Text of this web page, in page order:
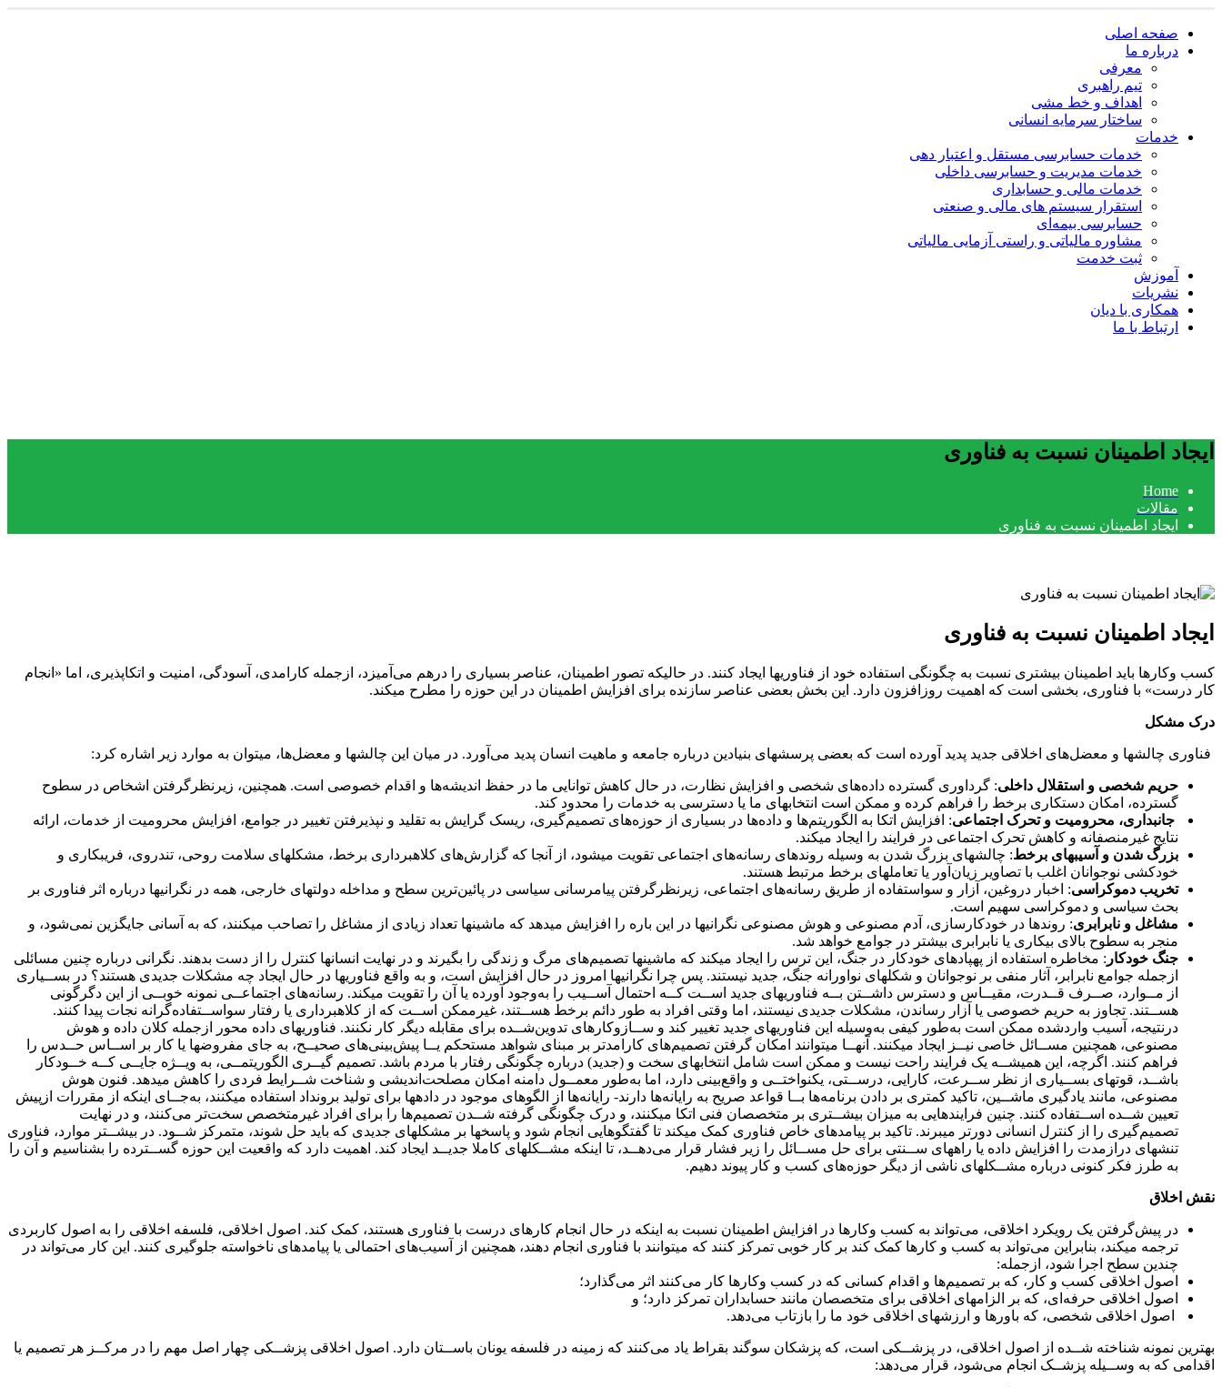
صفحه اصلی
درباره ما
معرفی
تیم راهبری
اهداف و خط مشی
ساختار سرمایه انسانی
خدمات
خدمات حسابرسی مستقل و اعتبار دهی
خدمات مدیریت و حسابرسی داخلی
خدمات مالی و حسابداری
استقرار سیستم های مالی و صنعتی
حسابرسی بیمه‌ای
مشاوره مالیاتی و راستی آزمایی مالیاتی
ثبت خدمت
آموزش
نشریات
همکاری با دیان
ارتباط با ما
ایجاد اطمینان نسبت به فناوری
Home
مقالات
ایجاد اطمینان نسبت به فناوری
ایجاد اطمینان نسبت به فناوری
کسب وکارها باید اطمینان بیشتری نسبت به چگونگی استفاده خود از فناوریها ایجاد کنند. در حالیکه تصور اطمینان، عناصر بسیاری را درهم می‌آمیزد، ازجمله کارامدی، آسودگی، امنیت و اتکاپذیری، اما «انجام
کار درست» با فناوری، بخشی است که اهمیت روزافزون دارد. این بخش بعضی عناصر سازنده برای افزایش اطمینان در این حوزه را مطرح میکند.
درک مشکل
فناوری چالشها و معضل‌های اخلاقی جدید پدید آورده است که بعضی پرسشهای بنیادین درباره جامعه و ماهیت انسان پدید می‌آورد. در میان این چالشها و معضل‌ها، میتوان به موارد زیر اشاره کرد:
حریم شخصی و استقلال داخلی: گرداوری گسترده داده‌های شخصی و افزایش نظارت، در حال کاهش توانایی ما در حفظ اندیشه‌ها و اقدام خصوصی است. همچنین، زیرنظرگرفتن اشخاص در سطوح
گسترده، امکان دستکاری برخط را فراهم کرده و ممکن است انتخابهای ما یا دسترسی به خدمات را محدود کند.
جانبداری، محرومیت و تحرک اجتماعی: افزایش اتکا به الگوریتم‌ها و داده‌ها در بسیاری از حوزه‌های تصمیم‌گیری، ریسک گرایش به تقلید و نپذیرفتن تغییر در جوامع، افزایش محرومیت از خدمات، ارائه
نتایج غیرمنصفانه و کاهش تحرک اجتماعی در فرایند را ایجاد میکند.
بزرگ شدن و آسیبهای برخط: چالشهای بزرگ‌ شدن به‌ وسیله روندهای رسانه‌های اجتماعی تقویت میشود، از آنجا که گزارش‌های کلاهبرداری برخط، مشکلهای سلامت روحی، تندروی، فریبکاری و
خودکشی نوجوانان اغلب با تصاویر زیان‌آور یا تعاملهای برخط مرتبط هستند.
تخریب دموکراسی: اخبار دروغین، آزار و سواستفاده از طریق رسانه‌های اجتماعی، زیرنظرگرفتن پیامرسانی سیاسی در پائین‌ترین سطح و مداخله دولتهای خارجی، همه در نگرانیها درباره اثر فناوری بر
بحث سیاسی و دموکراسی سهیم است.
مشاغل و نابرابری: روندها در خودکارسازی، آدم مصنوعی و هوش مصنوعی نگرانیها در این باره را افزایش میدهد که ماشینها تعداد زیادی از مشاغل را تصاحب میکنند، که به‌ آسانی جایگزین نمی‌شود، و
منجر به سطوح بالای بیکاری یا نابرابری بیشتر در جوامع خواهد شد.
جنگ خودکار : مخاطره استفاده از پهپادهای خودکار در جنگ، این ترس را ایجاد میکند که ماشینها تصمیم‌های مرگ و زندگی را بگیرند و در نهایت انسانها کنترل را از دست بدهند. نگرانی درباره چنین مسائلی
ازجمله جوامع نابرابر، آثار منفی بر نوجوانان و شکلهای نواورانه جنگ، جدید نیستند. پس چرا نگرانیها امروز در حال افزایش است، و به‌ واقع فناوریها در حال ایجاد چه مشکلات جدیدی هستند؟ در بســیاری
از مــوارد، صــرف قــدرت، مقیــاس و دسترس‌ داشــتن بــه فناوریهای جدید اســت کــه احتمال آســیب را به‌وجود آورده یا آن را تقویت میکند. رسانه‌های اجتماعــی نمونه خوبــی از این دگرگونی
هســتند. تجاوز به حریم خصوصی یا آزار رساندن، مشکلات جدیدی نیستند، اما وقتی افراد به‌ طور دائم برخط هســتند، غیرممکن اســت که از کلاهبرداری یا رفتار سواســتفاده‌گرانه نجات پیدا کنند.
درنتیجه، آسیب واردشده ممکن است به‌طور کیفی به‌وسیله این فناوریهای جدید تغییر کند و ســازوکارهای تدوین‌شــده برای مقابله دیگر کار نکنند. فناوریهای داده‌ محور ازجمله کلان داده و هوش
مصنوعی، همچنین مســائل خاصی نیــز ایجاد میکنند. آنهــا میتوانند امکان گرفتن تصمیم‌های کارامدتر بر مبنای شواهد مستحکم یــا پیش‌بینی‌های صحیــح، به‌ جای مفروضها یا کار بر اســاس حــدس را
فراهم کنند. اگرچه، این همیشــه یک فرایند راحت نیست و ممکن است شامل انتخابهای سخت و (جدید) درباره چگونگی رفتار با مردم باشد. تصمیم‌ گیــری الگوریتمــی، به‌ ویــژه جایــی کــه خــودکار
باشــد، قوتهای بســیاری از نظر ســرعت، کارایی، درســتی، یکنواختــی و واقع‌بینی دارد، اما به‌طور معمــول دامنه امکان مصلحت‌اندیشی و شناخت شــرایط فردی را کاهش میدهد. فنون هوش
مصنوعی، مانند یادگیری ماشــین، تاکید کمتری بر دادن برنامه‌ها بــا قواعد صریح به رایانه‌ها دارند- رایانه‌ها از الگوهای موجود در دادهها برای تولید برونداد استفاده میکنند، به‌جــای اینکه از مقررات ازپیش
تعیین‌ شــده اســتفاده کنند. چنین فرایندهایی به‌ میزان بیشــتری بر متخصصان فنی اتکا میکنند، و درک چگونگی گرفته‌ شــدن تصمیم‌ها را برای افراد غیرمتخصص سخت‌تر می‌کنند، و در نهایت
تصمیم‌گیری را از کنترل انسانی دورتر میبرند. تاکید بر پیامدهای خاص فناوری کمک میکند تا گفتگوهایی انجام شود و پاسخها بر مشکلهای جدیدی که باید حل شوند، متمرکز شــود. در بیشــتر موارد، فناوری
تنشهای درازمدت را افزایش داده یا راههای ســنتی برای حل مســائل را زیر فشار قرار می‌دهــد، تا اینکه مشــکلهای کاملا جدیــد ایجاد کند. اهمیت دارد که واقعیت این حوزه گســترده را بشناسیم و آن را
به طرز فکر کنونی درباره مشــکلهای ناشی از دیگر حوزه‌های کسب و کار پیوند دهیم.
نقش اخلاق
در پیش‌گرفتن یک رویکرد اخلاقی، می‌تواند به کسب وکارها در افزایش اطمینان نسبت به اینکه در حال انجام کارهای درست با فناوری هستند، کمک کند. اصول اخلاقی، فلسفه اخلاقی را به اصول کاربردی
ترجمه میکند، بنابراین می‌تواند به کسب و کارها کمک کند بر کار خوبی تمرکز کنند که میتوانند با فناوری انجام دهند، همچنین از آسیب‌های احتمالی یا پیامدهای ناخواسته جلوگیری کنند. این کار می‌تواند در
چندین سطح اجرا شود، ازجمله:
اصول اخلاقی کسب و کار، که بر تصمیم‌ها و اقدام کسانی که در کسب وکارها کار می‌کنند اثر می‌گذارد؛
اصول اخلاقی حرفه‌ای، که بر الزامهای اخلاقی برای متخصصان مانند حسابداران تمرکز دارد؛ و
اصول اخلاقی شخصی، که باورها و ارزشهای اخلاقی خود ما را بازتاب می‌دهد.
بهترین نمونه شناخته شــده از اصول اخلاقی، در پزشــکی است، که پزشکان سوگند بقراط یاد می‌کنند که زمینه در فلسفه یونان باســتان دارد. اصول اخلاقی پزشــکی چهار اصل مهم را در مرکــز هر تصمیم یا
اقدامی که به وســیله پزشــک انجام می‌شود، قرار می‌دهد: